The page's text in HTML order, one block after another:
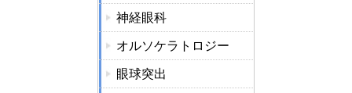
神経眼科
オルソケラトロジー
眼球突出